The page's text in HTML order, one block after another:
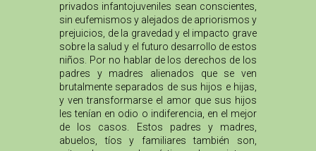
privados infantojuveniles sean conscientes,
sin eufemismos y alejados de apriorismos y
prejuicios, de la gravedad y el impacto grave
sobre la salud y el futuro desarrollo de estos
niños. Por no hablar de los derechos de los
padres y madres alienados que se ven
brutalmente separados de sus hijos e hijas,
y ven transformarse el amor que sus hijos
les tenían en odio o indiferencia, en el mejor
de los casos. Estos padres y madres,
abuelos, tíos y familiares también son,